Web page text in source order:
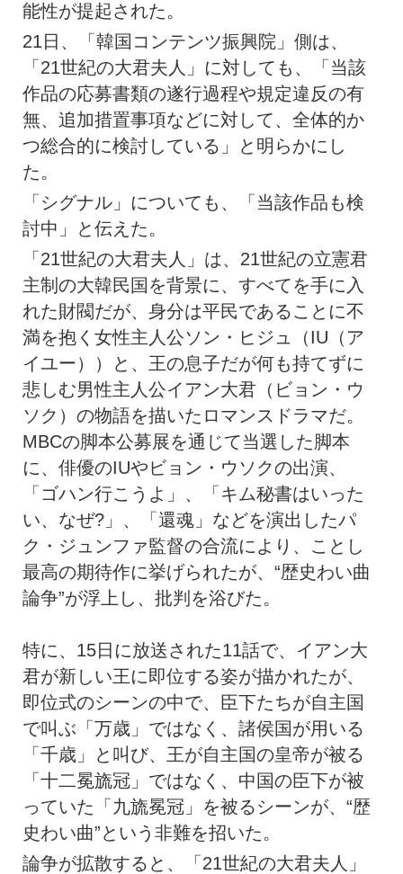
能性が提起された。
21日、「韓国コンテンツ振興院」側は、
「21世紀の大君夫人」に対しても、「当該
作品の応募書類の遂行過程や規定違反の有
無、追加措置事項などに対して、全体的か
つ総合的に検討している」と明らかにし
た。
「シグナル」についても、「当該作品も検
討中」と伝えた。
「21世紀の大君夫人」は、21世紀の立憲君
主制の大韓民国を背景に、すべてを手に入
れた財閥だが、身分は平民であることに不
満を抱く女性主人公ソン・ヒジュ（IU（ア
イユー））と、王の息子だが何も持てずに
悲しむ男性主人公イアン大君（ビョン・ウ
ソク）の物語を描いたロマンスドラマだ。
MBCの脚本公募展を通じて当選した脚本
に、俳優のIUやビョン・ウソクの出演、
「ゴハン行こうよ」、「キム秘書はいった
い、なぜ?」、「還魂」などを演出したパ
ク・ジュンファ監督の合流により、ことし
最高の期待作に挙げられたが、“歴史わい曲
論争”が浮上し、批判を浴びた。
特に、15日に放送された11話で、イアン大
君が新しい王に即位する姿が描かれたが、
即位式のシーンの中で、臣下たちが自主国
で叫ぶ「万歳」ではなく、諸侯国が用いる
「千歳」と叫び、王が自主国の皇帝が被る
「十二冕旒冠」ではなく、中国の臣下が被
っていた「九旒冕冠」を被るシーンが、“歴
史わい曲”という非難を招いた。
論争が拡散すると、「21世紀の大君夫人」